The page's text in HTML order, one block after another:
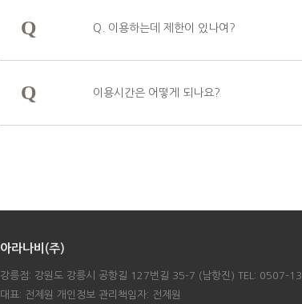
Q Q. 이용하는데 제한이 있나여?
Q 이용시간은 어떻게 되나요?
아라나비(주)
강릉점: 강원도 강릉시 공항길 127번길 35-7 (남항진) TEL:
대표: 전제원 개인정보 관리책임자: 전제원